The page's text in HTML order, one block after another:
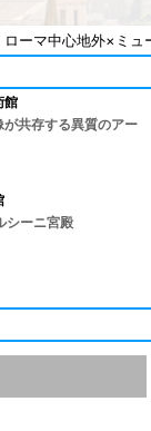
ローマ中心地外×ミュ
館
共存する異質のアー
シーニ宮殿